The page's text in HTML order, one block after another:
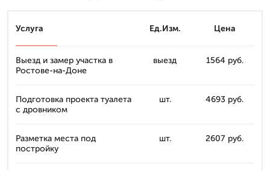
Услуга Ед.Изм. Цена
Выезд и замер участка в
Ростове-на-Доне
выезд 1564 руб.
Подготовка проекта туалета
с дровником
шт. 4693 руб.
Разметка места под
постройку
шт. 2607 руб.